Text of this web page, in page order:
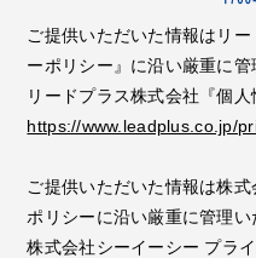
ご提供いただいた情報はリ
ーポリシー』に沿い厳重に管
リードプラス株式会社『個人
https://www.leadplus.co.jp/
ご提供いただいた情報は株
ポリシーに沿い厳重に管理い
株式会社シーイーシー プラ